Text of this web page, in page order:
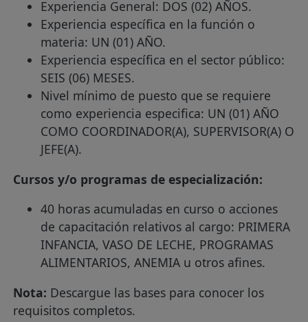
Experiencia General: DOS (02) AÑOS.
Experiencia específica en la función o
materia: UN (01) AÑO.
Experiencia específica en el sector público:
SEIS (06) MESES.
Nivel mínimo de puesto que se requiere
como experiencia especifica: UN (01) AÑO
COMO COORDINADOR(A), SUPERVISOR(A) O
JEFE(A).
Cursos y/o programas de especialización:
40 horas acumuladas en curso o acciones
de capacitación relativos al cargo: PRIMERA
INFANCIA, VASO DE LECHE, PROGRAMAS
ALIMENTARIOS, ANEMIA u otros afines.
Nota: Descargue las bases para conocer los
requisitos completos.